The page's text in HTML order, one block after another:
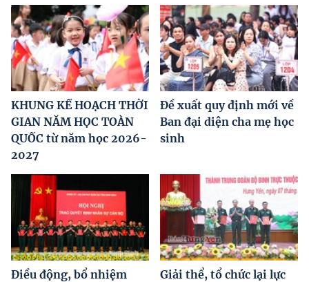
KHUNG KẾ HOẠCH THỜI
GIAN NĂM HỌC TOÀN
QUỐC từ năm học 2026-
2027
Đề xuất quy định mới về
Ban đại diện cha mẹ học
sinh
Điều động, bổ nhiệm
Giải thể, tổ chức lại lực